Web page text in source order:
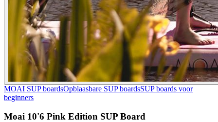
MOAI SUP boardsOpblaasbare SUP boardsSUP boards voor
beginners
Moai 10'6 Pink Edition SUP Board